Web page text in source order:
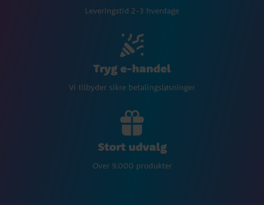
Leveringstid 2-3 hverdage
Tryg e-handel
Vi tilbyder sikre betalingsløsninger
Stort udvalg
Over 9.000 produkter